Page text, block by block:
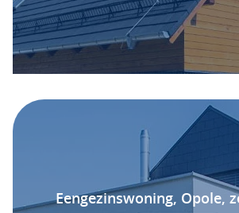
Eengezinswoning, Opole,